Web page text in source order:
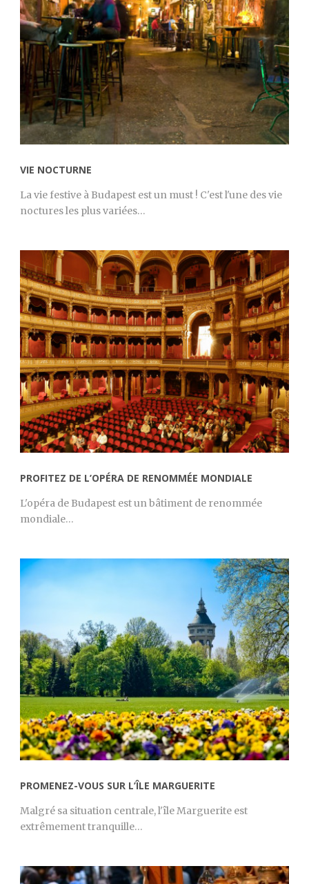
VIE NOCTURNE
La vie festive à Budapest est un must ! C'est l'une des vie
noctures les plus variées…
PROFITEZ DE L’OPÉRA DE RENOMMÉE MONDIALE
L'opéra de Budapest est un bâtiment de renommée
mondiale…
PROMENEZ-VOUS SUR L’ÎLE MARGUERITE
Malgré sa situation centrale, l'île Marguerite est
extrêmement tranquille…